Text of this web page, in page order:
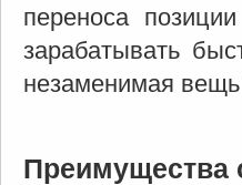
переноса
зарабатывать
незаменимая вещь
Преимущества